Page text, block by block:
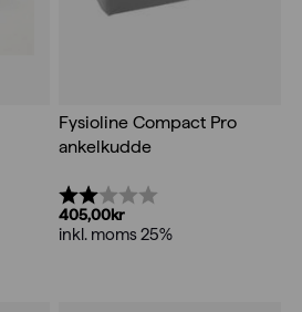
Fysioline Compact Pro
ankelkudde
Betyg:
405,00kr
inkl. moms 25%